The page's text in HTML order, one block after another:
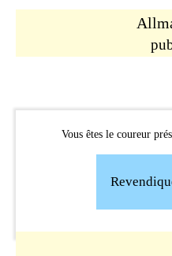
Vous êtes le coureur